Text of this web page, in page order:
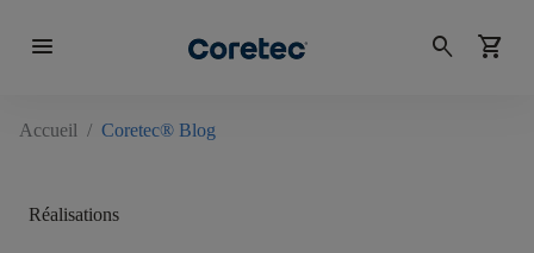
menu search shopping_cart
Accueil / Coretec® Blog
Réalisations